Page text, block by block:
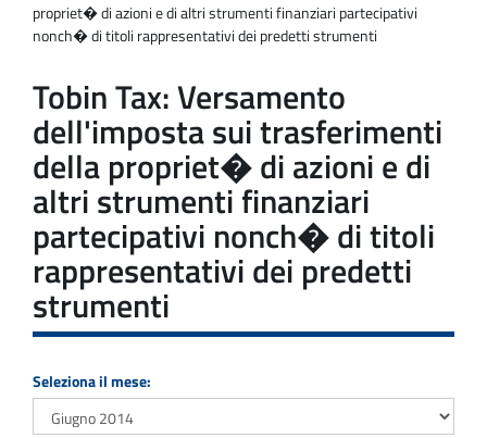
propriet� di azioni e di altri strumenti finanziari partecipativi
nonch� di titoli rappresentativi dei predetti strumenti
Tobin Tax: Versamento
dell'imposta sui trasferimenti
della propriet� di azioni e di
altri strumenti finanziari
partecipativi nonch� di titoli
rappresentativi dei predetti
strumenti
Seleziona il mese: